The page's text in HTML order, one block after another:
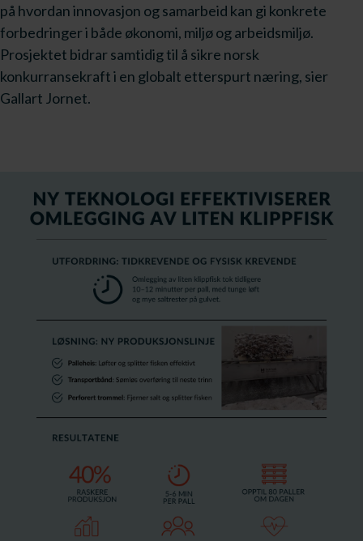
på hvordan innovasjon og samarbeid kan gi konkrete
forbedringer i både økonomi, miljø og arbeidsmiljø.
Prosjektet bidrar samtidig til å sikre norsk
konkurransekraft i en globalt etterspurt næring, sier
Gallart Jornet.